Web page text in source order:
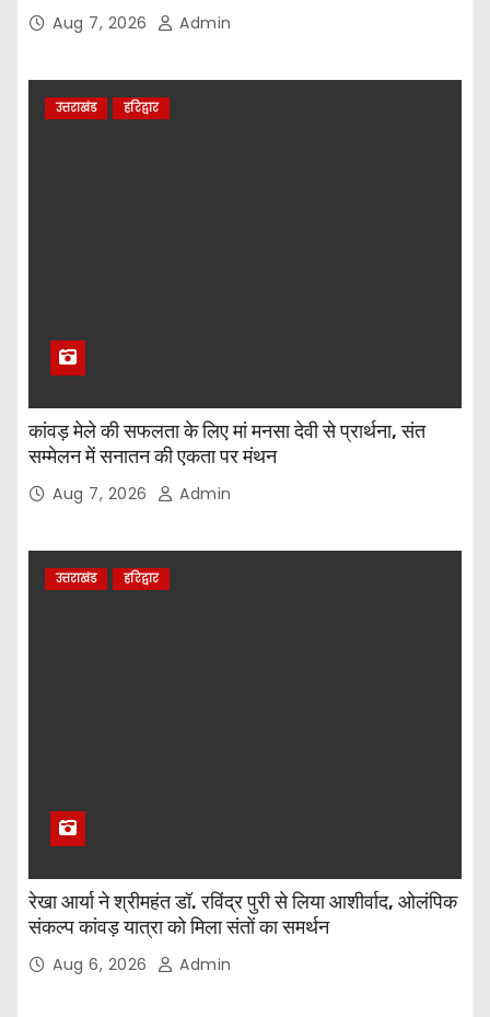
Aug 7, 2026 Admin
उत्तराखंड हरिद्वार
कांवड़ मेले की सफलता के लिए मां मनसा देवी से प्रार्थना, संत
सम्मेलन में सनातन की एकता पर मंथन
Aug 7, 2026 Admin
उत्तराखंड हरिद्वार
रेखा आर्या ने श्रीमहंत डॉ. रविंद्र पुरी से लिया आशीर्वाद, ओलंपिक
संकल्प कांवड़ यात्रा को मिला संतों का समर्थन
Aug 6, 2026 Admin